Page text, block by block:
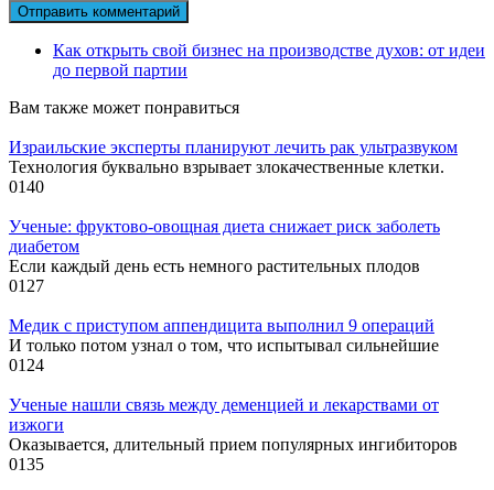
Как открыть свой бизнес на производстве духов: от идеи
до первой партии
Вам также может понравиться
Израильские эксперты планируют лечить рак ультразвуком
Технология буквально взрывает злокачественные клетки.
0140
Ученые: фруктово-овощная диета снижает риск заболеть
диабетом
Если каждый день есть немного растительных плодов
0127
Медик с приступом аппендицита выполнил 9 операций
И только потом узнал о том, что испытывал сильнейшие
0124
Ученые нашли связь между деменцией и лекарствами от
изжоги
Оказывается, длительный прием популярных ингибиторов
0135